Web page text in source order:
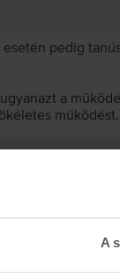
A
pedig
a
működést.